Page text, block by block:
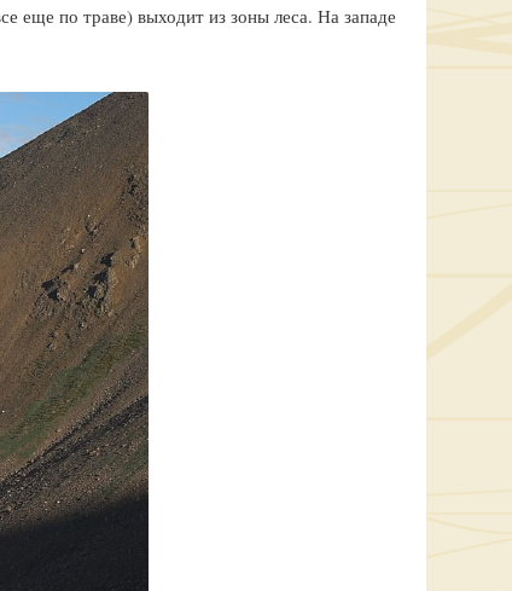
еще по траве) выходит из зоны леса. На западе